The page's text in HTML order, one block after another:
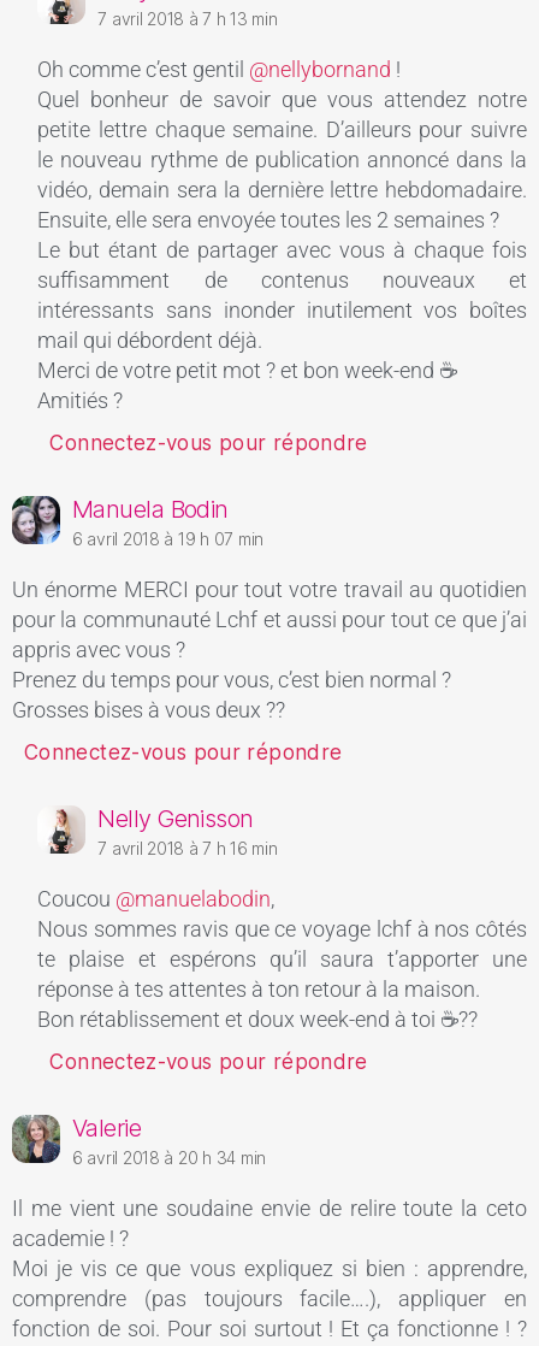
7 avril 2018 à 7 h 13 min
Oh comme c’est gentil @nellybornand !
Quel bonheur de savoir que vous attendez notre
petite lettre chaque semaine. D’ailleurs pour suivre
le nouveau rythme de publication annoncé dans la
vidéo, demain sera la dernière lettre hebdomadaire.
Ensuite, elle sera envoyée toutes les 2 semaines ?
Le but étant de partager avec vous à chaque fois
suffisamment de contenus nouveaux et
intéressants sans inonder inutilement vos boîtes
mail qui débordent déjà.
Merci de votre petit mot ? et bon week-end ☕
Amitiés ?
Connectez-vous pour répondre
Manuela Bodin
6 avril 2018 à 19 h 07 min
Un énorme MERCI pour tout votre travail au quotidien
pour la communauté Lchf et aussi pour tout ce que j’ai
appris avec vous ?
Prenez du temps pour vous, c’est bien normal ?
Grosses bises à vous deux ??
Connectez-vous pour répondre
Nelly Genisson
7 avril 2018 à 7 h 16 min
Coucou @manuelabodin,
Nous sommes ravis que ce voyage lchf à nos côtés
te plaise et espérons qu’il saura t’apporter une
réponse à tes attentes à ton retour à la maison.
Bon rétablissement et doux week-end à toi ☕??
Connectez-vous pour répondre
Valerie
6 avril 2018 à 20 h 34 min
Il me vient une soudaine envie de relire toute la ceto
academie ! ?
Moi je vis ce que vous expliquez si bien : apprendre,
comprendre (pas toujours facile….), appliquer en
fonction de soi. Pour soi surtout ! Et ça fonctionne ! ?